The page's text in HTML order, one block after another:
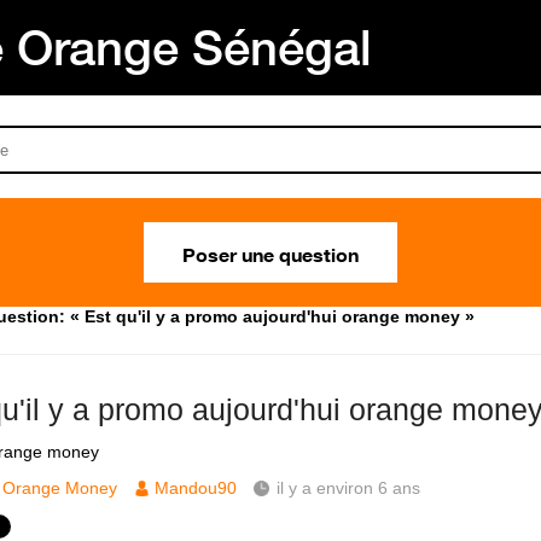
Sénégal
Poser une question
« Est qu'il y a promo aujourd'hui orange money »
y a promo aujourd'hui orange
money
Orange Money
Mandou90 il y a environ 6 ans